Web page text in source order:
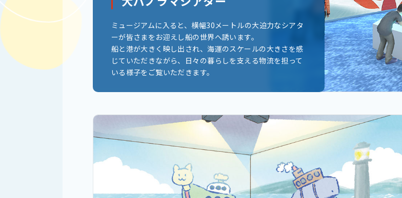
ミュージアムに入ると、横幅30メートルの大迫力なシアタ
ーが皆さまをお迎えし船の世界へ誘います。
船と港が大きく映し出され、海運のスケールの大きさを感
じていただきながら、日々の暮らしを支える物流を担って
いる様子をご覧いただきます。